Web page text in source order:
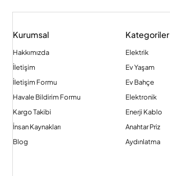
Kurumsal
Hakkımızda
İletişim
İletişim Formu
Havale Bildirim Formu
Kargo Takibi
İnsan Kaynakları
Blog
Kategoriler
Elektrik
Ev Yaşam
Ev Bahçe
Elektronik
Enerji Kablo
Anahtar Priz
Aydınlatma